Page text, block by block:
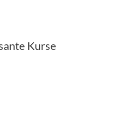
Kurse